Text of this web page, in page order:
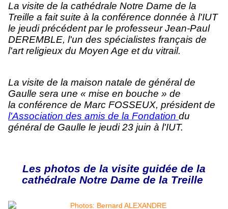
La visite de la cathédrale Notre Dame de la
Treille a fait suite à la conférence donnée à l'IUT
le jeudi précédent par le professeurJean-Paul
DEREMBLE, l'un des spécialistes français de
l'art religieux du Moyen Age et du vitrail.
La visite de la maison natale de général de
Gaulle sera une « mise en bouche » de
la conférence de Marc FOSSEUX, président de
l'Association des amis de la Fondation du
général de Gaulle le jeudi 23 juin à l'IUT.
Les photos de la visite guidée de la
cathédrale Notre Dame de la Treille